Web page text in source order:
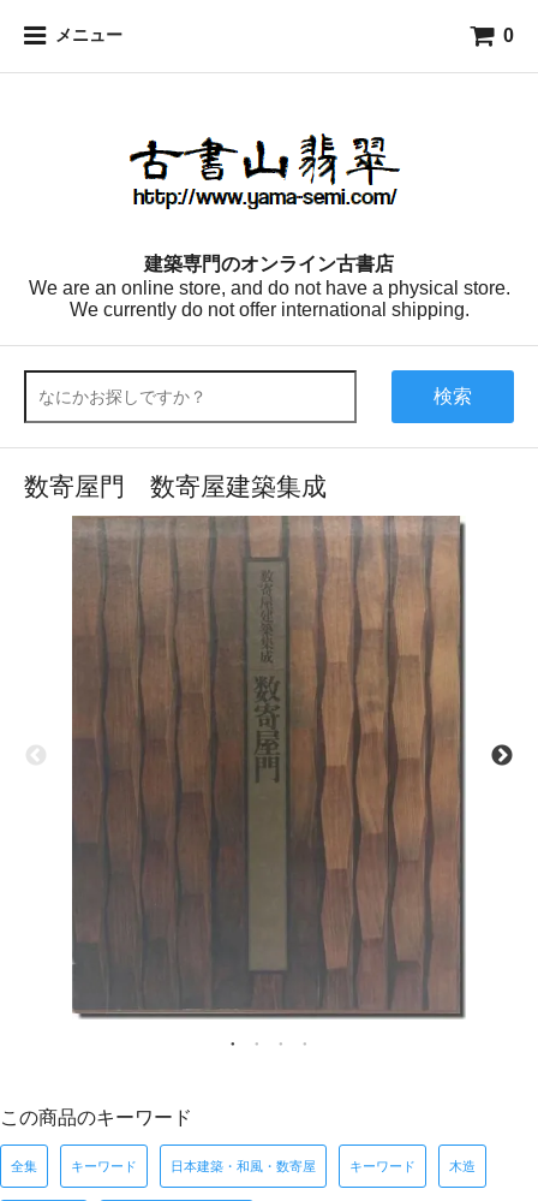
メニュー 0
建築専門のオンライン古書店
We are an online store, and do not have a physical store.
We currently do not offer international shipping.
検索
数寄屋門 数寄屋建築集成
この商品のキーワード
全集 キーワード 日本建築・和風・数寄屋 キーワード 木造